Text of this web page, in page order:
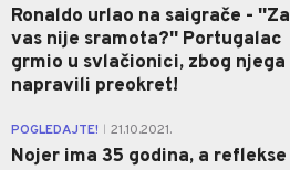
Ronaldo urlao na saigrače -
vas nije sramota?'' Portugalac
grmio u svlačionici, zbog njega
napravili preokret!
POGLEDAJTE! 21.10.2021.
Nojer ima 35 godina, a reflekse